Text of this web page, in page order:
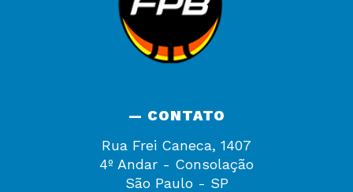
— CONTATO
Rua Frei Caneca, 1407
4º Andar - Consolação
São Paulo - SP